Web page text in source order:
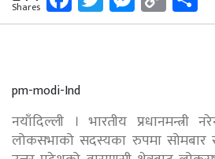
Shares Link
pm-modi-Ind
नयाँदिल्ली । भारतीय प्रधानमन्त्री
लोकसभाको सदस्यका रुपमा